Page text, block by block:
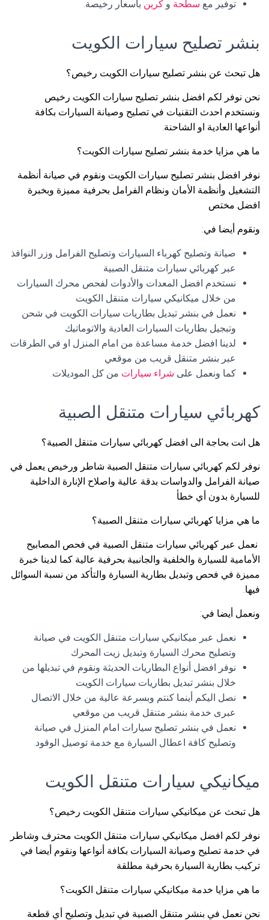
توفير مع سطحة و كرين باسعار رخيصة.
بنشر تصليح سيارات الكويت
هل تبحث عن بنشر تصليح سيارات الكويت رخيص؟
نحن نوفر لكم افضل بنشر تصليح سيارات الكويت رخيص
ونستخدم احدث التقنيات في تصليح وصيانة السيارات بكافة
أنواعها العادية او الشاحنة.
ما هي مزايا خدمة بنشر تصليح سيارات الكويت؟
نوفر افضل بنشر تصليح سيارات الكويت ونقوم في صيانة أنظمة
التشغيل وأنظمة الأمان ونظام الفرامل بحرفية مميزة وبخبرة
افضل مختص
ونقوم أيضا في:
صيانة وتصليح كهرباء السيارات وتصليح الفرامل وزر النوافذ
عبر كهربائي سيارات متنقل الصبية
نستخدم افضل المعدات والأدوات لفحص محرك السيارات
من خلال ميكانيكي سيارات متنقل الكويت
نعمل في بنشر تبديل بطاريات سيارات الكويت في شحن
وتبجيل بطاريات السيارات العادية والاتوماتيك
لدينا افضل خدمة مساعدة من امام المنزل او في الطرقات
عبر بنشر متنقل قريب من موقعي
كما ونعمل على شراء سيارات من كل الموديلات.
كهربائي سيارات متنقل الصبية
هل انت بحاجة الى افضل كهربائي سيارات متنقل الصبية؟
نوفر لكم كهربائي سيارات متنقل الصبية شاطر ورخيص يعمل في
صيانة الفرامل والدواسات بدقة عالية واصلاح الإنارة الداخلية
للسيارة بدون أي خطأ
ما هي مزايا كهربائي سيارات متنقل الصبية؟
نعمل عبر كهربائي سيارات متنقل الصبية في فحص المصابيح
الأمامية للسيارة والخلفية والجانبية بحرفية عالية كما لدينا خبرة
مميزة في فحص وتبديل بطارية السيارة والتأكد من نسبة السوائل
فيها.
ونعمل أيضا في:
نعمل عبر ميكانيكي سيارات متنقل الكويت في صيانة
وتصليح محرك السيارة وتبديل زيت المحرك
نوفر افضل أنواع البطاريات الحديثة ونقوم في تبديلها من
خلال بنشر تبديل بطاريات سيارات الكويت
نصل اليكم أينما كنتم وبسرعة عالية من خلال الاتصال
عبرى خدمة بنشر متنقل قريب من موقعي
نعمل في بنشر تصليح سيارات امام المنزل في صيانة
وتصليح كافة اعطال السيارة مع خدمة توصيل الوقود.
ميكانيكي سيارات متنقل الكويت
هل تبحث عن ميكانيكي سيارات متنقل الكويت رخيص؟
نوفر لكم افضل ميكانيكي سيارات متنقل الكويت محترف وشاطر
في خدمة تصليح وصيانة السيارات بكافة أنواعها ونقوم أيضا في
تركيب بطارية السيارة بحرفية مطلقة
ما هي مزايا خدمة ميكانيكي سيارات متنقل الكويت؟
نحن نعمل في بنشر متنقل الصبية في تبديل وتصليح أي قطعة